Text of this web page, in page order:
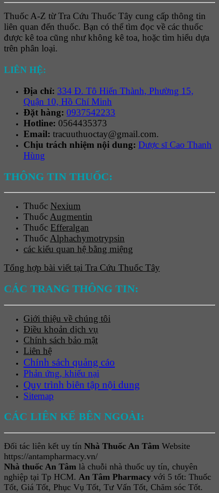
Thuốc A-Z từ Tra Cứu Thuốc Tây cung cấp thông tin
liên quan đến thuốc. Bạn có thể tìm đọc về các thuốc
được kê toa cũng như không kê toa, hoặc tìm hiểu dựa
trên phân loại.
LIÊN HỆ:
Địa chỉ: 334 Đ. Tô Hiến Thành, Phường 15,
Quận 10, Hồ Chí Minh
Đặt hàng: 0937542233
Hotline: 0564435373
Email: tracuuthuoctay@gmail.com.
Chịu trách nhiệm nội dung: Dược sĩ Cao Thanh
Hùng
THÔNG TIN THUỐC:
Thuốc Nexium
ThuốcAugmentin
Thuốc Efferalgan
ThuốcAlphachymotrypsin
các kiểu quan hệ bằng miệng
Tổng hợp bài viết tại Tra Cứu Thuốc Tây
CÁC TRANG THÔNG TIN:
Giới thiệu về chúng tôi
Điều khoản dịch vụ
Chính sách bảo mật
Liên hệ
Chính sách quảng cáo
Phản ứng, khiếu nại
Quy trình biên tập nội dung
Sitemap
CÁC LIÊN KẾ BÊN NGOÀI:
Đối tác liên kết uy tín Nhà Thuốc An Tâm Website
https://antampharmacy.vn/
Nhà thuốc An Tâm là chuỗi nhà thuốc uy tín, chuyên
nghiệp tại Tp HCM. An Tâm Pharmacy với 5 tốt: Thuốc
Tốt, Giá Tốt, Phục Vụ Tốt, Tư Vấn Tốt, Chăm sóc Tốt.